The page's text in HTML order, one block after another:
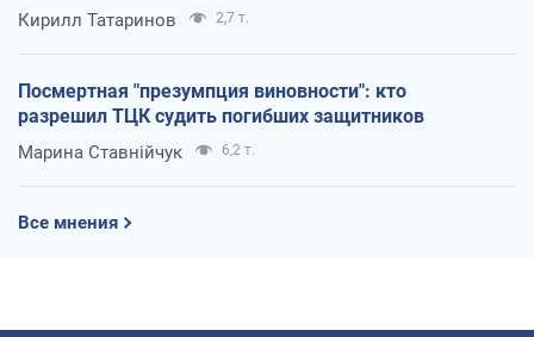
Кирилл Татаринов 2,7 т.
Посмертная "презумпция виновности": кто
разрешил ТЦК судить погибших защитников
Марина Ставнійчук 6,2 т.
Все мнения